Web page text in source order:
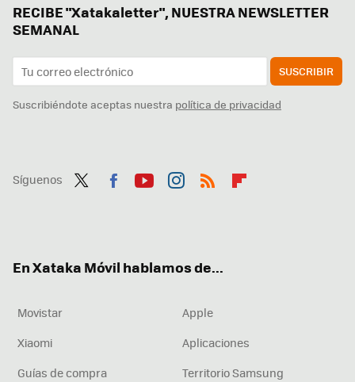
RECIBE "Xatakaletter", NUESTRA NEWSLETTER
SEMANAL
SUSCRIBIR
Suscribiéndote aceptas nuestra política de privacidad
Síguenos
En Xataka Móvil hablamos de...
Movistar
Apple
Xiaomi
Aplicaciones
Guías de compra
Territorio Samsung